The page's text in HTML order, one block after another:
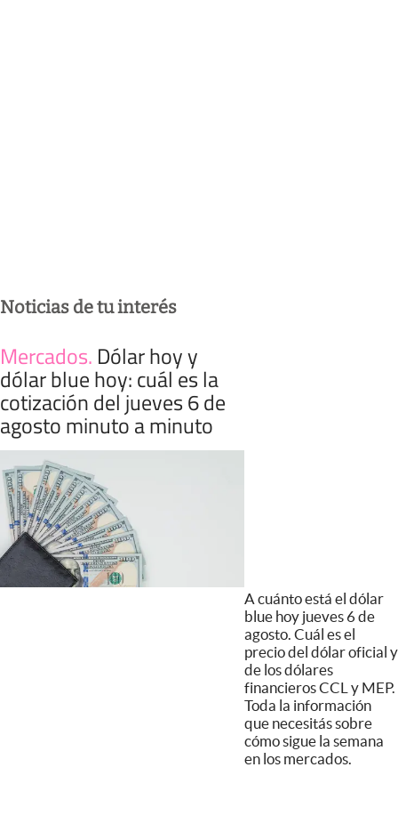
Noticias de tu interés
Mercados. Dólar hoy y
dólar blue hoy: cuál es la
cotización del jueves 6 de
agosto minuto a minuto
A cuánto está el dólar
blue hoy jueves 6 de
agosto. Cuál es el
precio del dólar oficial y
de los dólares
financieros CCL y MEP.
Toda la información
que necesitás sobre
cómo sigue la semana
en los mercados.